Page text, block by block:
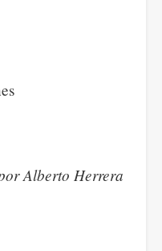
Alberto Herrera